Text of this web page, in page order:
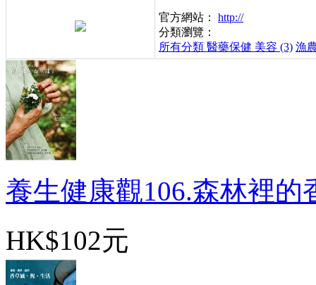
官方網站： http://
分類瀏覽：
所有分類 醫藥保健 美容 (3) 漁
養生健康觀106.森林裡的
HK$102元